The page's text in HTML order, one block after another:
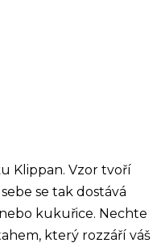
Klippan. Vzor tvoří
se tak dostává
kukuřice. Nechte
který rozzáří váš